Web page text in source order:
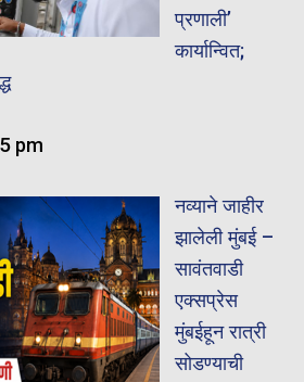
प्रणाली’
कार्यान्वित;
pm
नव्याने जाहीर
झालेली मुंबई –
सावंतवाडी
एक्सप्रेस
मुंबईहून रात्री
सोडण्याची